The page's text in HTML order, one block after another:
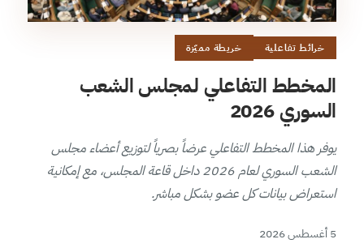
خرائط تفاعلية خريطة مميّزة
المخطط التفاعلي لمجلس الشعب
السوري 2026
يوفر هذا المخطط التفاعلي عرضاً بصرياً لتوزيع أعضاء مجلس
الشعب السوري لعام 2026 داخل قاعة المجلس، مع إمكانية
استعراض بيانات كل عضو بشكل مباشر.
5 أغسطس 2026